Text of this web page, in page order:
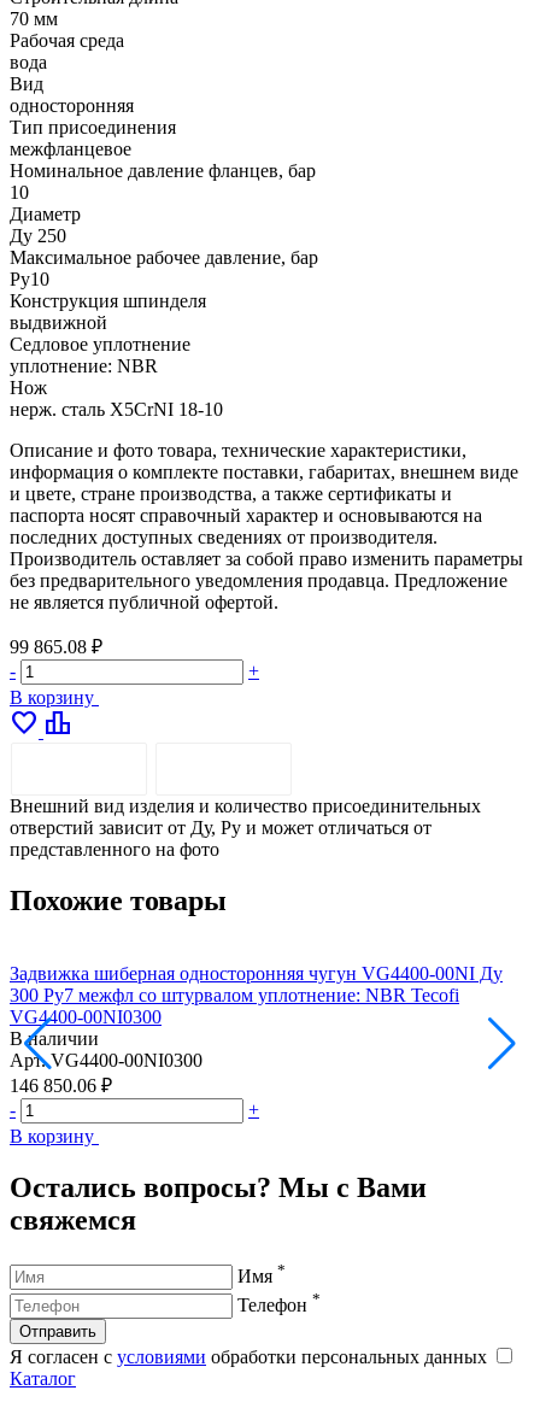
70 мм
Рабочая среда
вода
Вид
односторонняя
Тип присоединения
межфланцевое
Номинальное давление фланцев, бар
10
Диаметр
Ду 250
Максимальное рабочее давление, бар
Ру10
Конструкция шпинделя
выдвижной
Седловое уплотнение
уплотнение: NBR
Нож
нерж. сталь X5CrNI 18-10
Описание и фото товара, технические характеристики,
информация о комплекте поставки, габаритах, внешнем виде
и цвете, стране производства, а также сертификаты и
паспорта носят справочный характер и основываются на
последних доступных сведениях от производителя.
Производитель оставляет за собой право изменить параметры
без предварительного уведомления продавца. Предложение
не является публичной офертой.
99 865.08 ₽
-
+
В корзину
favorite leaderboard
Внешний вид изделия и количество присоединительных
отверстий зависит от Ду, Pу и может отличаться от
представленного на фото
Похожие товары
Задвижка шиберная односторонняя чугун VG4400-00NI Ду
300 Ру7 межфл со штурвалом уплотнение: NBR Tecofi
VG4400-00NI0300
В наличии
Арт. VG4400-00NI0300
146 850.06 ₽
-
+
В корзину
Остались вопросы? Мы с Вами
свяжемся
Имя *
Телефон *
Отправить
Я согласен с условиями обработки персональных данных
Каталог